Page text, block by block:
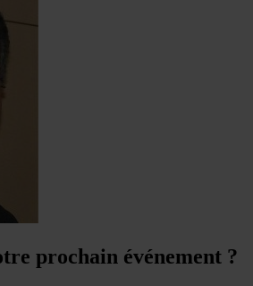
prochain événement ?